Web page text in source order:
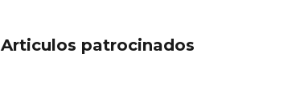
Articulos patrocinados